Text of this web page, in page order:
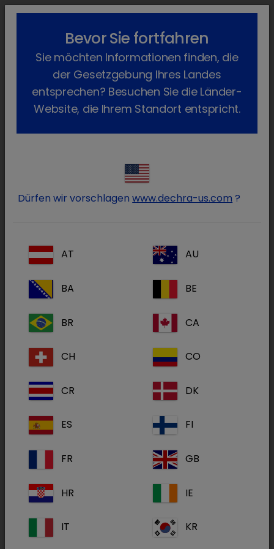
lock_outline search menu
Malacetic Aural
Zurück
MalAcetic Aural
unterstützt den natürlichen Säureschutzmantel,
Hunden und Katzen.
Durch ihre reinigende Funktion unterstützen
Ohrenschmalz und Krusten. Wenn Sie erkrankte
Wirkstoffe besser an die veränderte Haut.
Säurewert der Haut so, dass z.B. Antibiotika ihre
Bevor Sie fortfahren
Sie möchten Informationen finden, die
der Gesetzgebung Ihres Landes
entsprechen? Besuchen Sie die Länder-
Website, die Ihrem Standort entspricht.
Dürfen wir vorschlagenwww.dechra-us.com ?
AT AU
BA BE
BR CA
CH CO
CR DK
ES FI
FR GB
HR IE
IT KR